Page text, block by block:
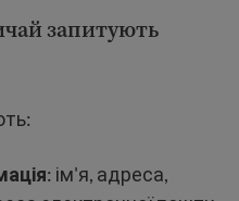
запитують
: ім'я, адреса,